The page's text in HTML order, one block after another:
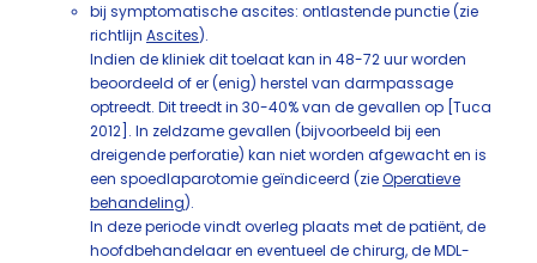
bij symptomatische ascites: ontlastende punctie (zie
richtlijn Ascites).
Indien de kliniek dit toelaat kan in 48-72 uur worden
beoordeeld of er (enig) herstel van darmpassage
optreedt. Dit treedt in 30-40% van de gevallen op [Tuca
2012]. In zeldzame gevallen (bijvoorbeeld bij een
dreigende perforatie) kan niet worden afgewacht en is
een spoedlaparotomie geïndiceerd (zieOperatieve
behandeling).
In deze periode vindt overleg plaats met de patiënt, de
hoofdbehandelaar en eventueel de chirurg, de MDL-